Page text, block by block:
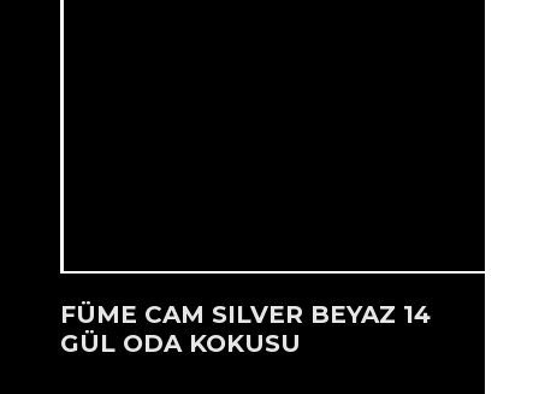
FÜME CAM SILVER BEYAZ 14
GÜL ODA KOKUSU